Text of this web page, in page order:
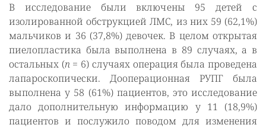
В исследование были включены 95 детей с
изолированной обструкцией ЛМС, из них 59 (62,1%)
мальчиков и 36 (37,8%) девочек. В целом открытая
пиелопластика была выполнена в 89 случаях, а в
остальных (n= 6) случаях операция была проведена
лапароскопически. Дооперационная РУПГ была
выполнена у 58 (61%) пациентов, это исследование
дало дополнительную информацию у 11 (18,9%)
пациентов и послужило поводом для изменения